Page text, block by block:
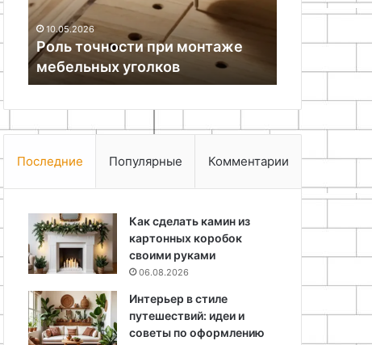
25.06.2024
Как найти утечку тока в
автомобиле
возможности,
04.04.2026
для
условия и
Последние Популярные Комментарии
Как сделать камин из
картонных коробок
своими руками
06.08.2026
Интерьер в стиле
путешествий: идеи и
советы по оформлению